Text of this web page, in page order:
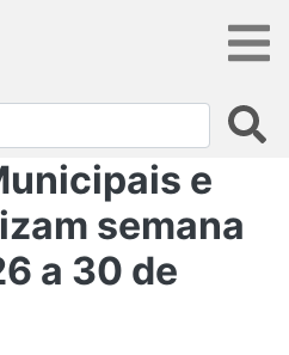
e
semana
a 30 de